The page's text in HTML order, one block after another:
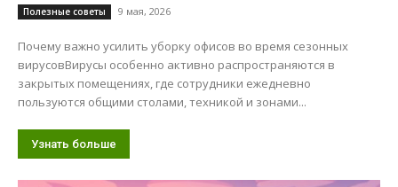
Полезные советы 9 мая, 2026
Почему важно усилить уборку офисов во время сезонных
вирусовВирусы особенно активно распространяются в
закрытых помещениях, где сотрудники ежедневно
пользуются общими столами, техникой и зонами...
Узнать больше